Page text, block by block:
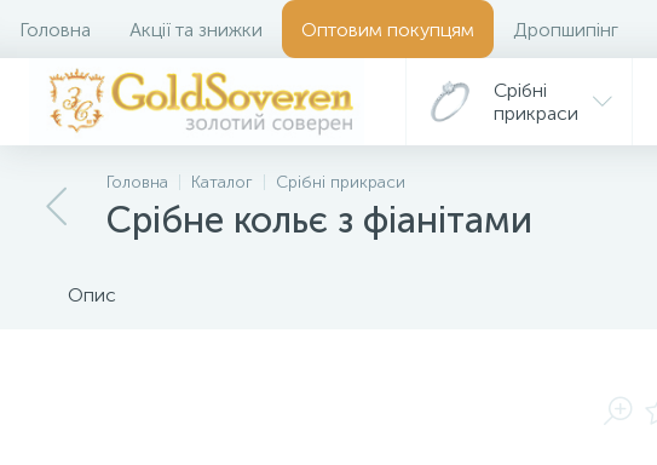
Головна Акції та знижки Оптовим покупцям Дропшипінг
Срібні
прикраси
Головна Каталог Срібні прикраси
Срібне кольє з фіанітами
Опис